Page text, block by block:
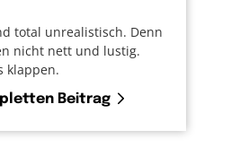
total unrealistisch. Denn
nicht nett und lustig.
klappen.
Beitrag